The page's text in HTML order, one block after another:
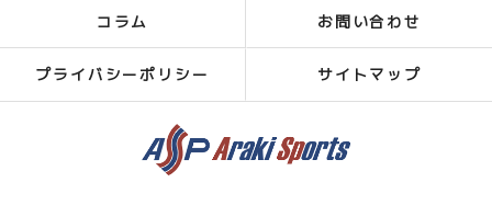
コラム お問い合わせ
プライバシーポリシー サイトマップ